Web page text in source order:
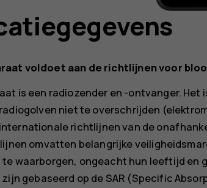
voldoet aan de richtlijnen voor
is een radiozender en -ontvanger. Het
niet te overschrijden
richtlijnen van de
omvatten belangrijke
te waarborgen, ongeacht hun leeftijd en
gebaseerd op de SAR (Specific